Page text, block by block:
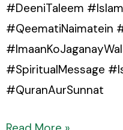
#DeeniTaleem
#QeematiNaimatein
#SpiritualMessage
#QuranAurSunnat